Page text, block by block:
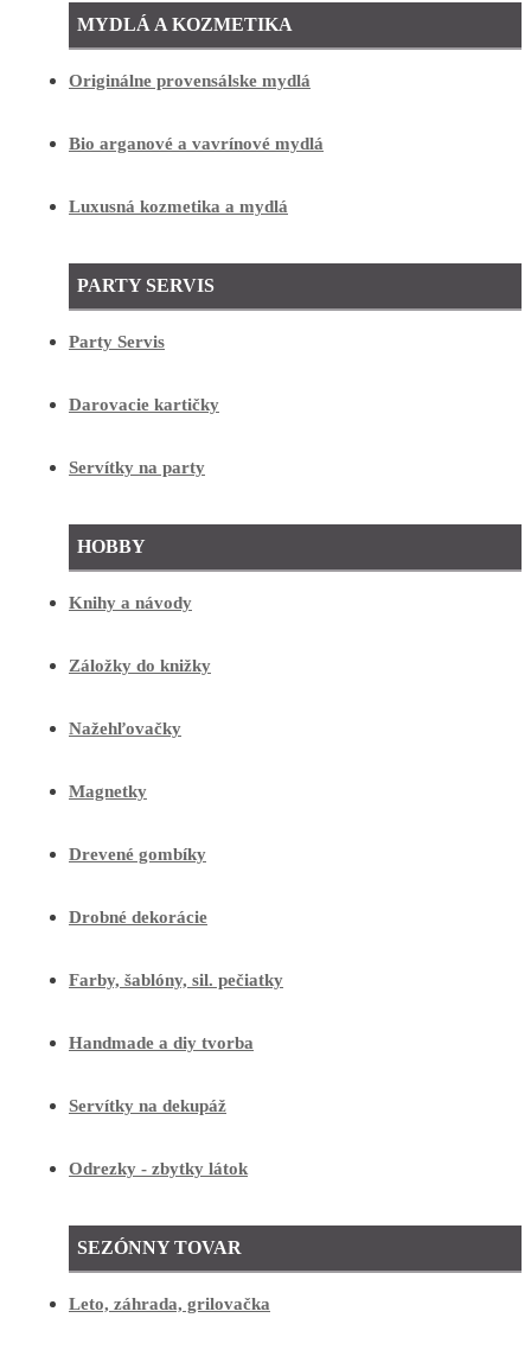
MYDLÁ A KOZMETIKA
Originálne provensálske mydlá
Bio arganové a vavrínové mydlá
Luxusná kozmetika a mydlá
PARTY SERVIS
Party Servis
Darovacie kartičky
Servítky na party
HOBBY
Knihy a návody
Záložky do knižky
Nažehľovačky
Magnetky
Drevené gombíky
Drobné dekorácie
Farby, šablóny, sil. pečiatky
Handmade a diy tvorba
Servítky na dekupáž
Odrezky - zbytky látok
SEZÓNNY TOVAR
Leto, záhrada, grilovačka